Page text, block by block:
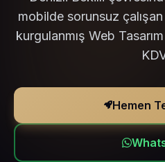
mobilde sorunsuz
kurgulanmış Web
Hemen